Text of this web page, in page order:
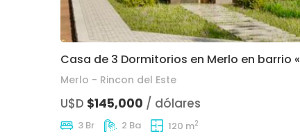
Casa de 3 Dormitorios en Merlo en barrio
Merlo - Rincon del Este
U$D $145,000 / dólares
3 Br 2 Ba 120 m2